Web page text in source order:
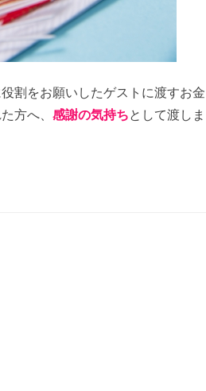
割をお願いしたゲストに渡すお金
方へ、 感謝の気持ちとして渡しま